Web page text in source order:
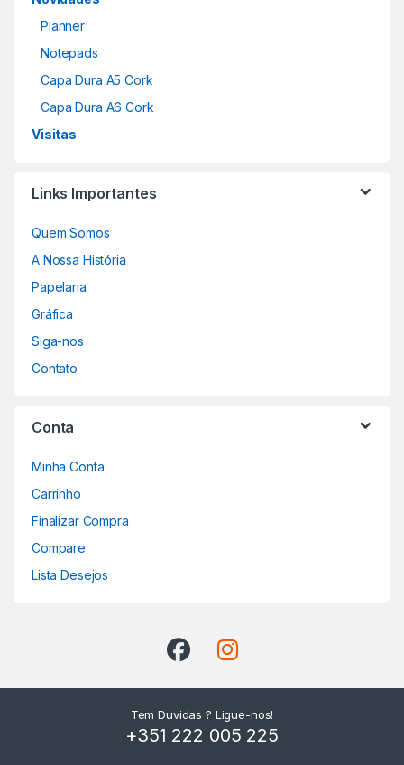
Planner
Notepads
Capa Dura A5 Cork
Capa Dura A6 Cork
Visitas
Links Importantes
Quem Somos
A Nossa História
Papelaria
Gráfica
Siga-nos
Contato
Conta
Minha Conta
Carrinho
Finalizar Compra
Compare
Lista Desejos
Tem Duvidas ? Ligue-nos!
+351 222 005 225